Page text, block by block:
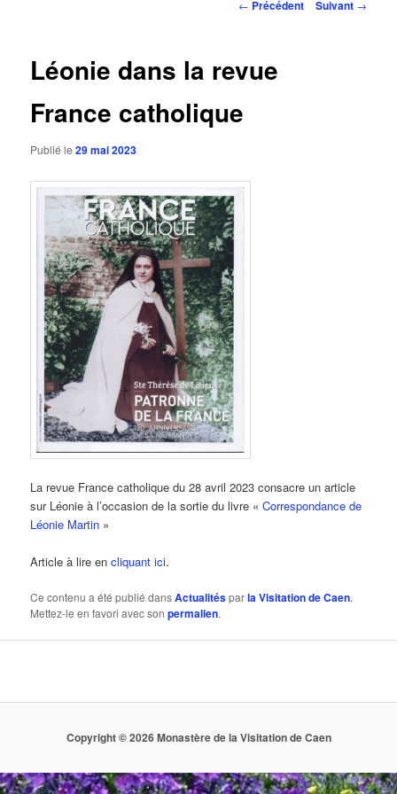
← Précédent Suivant →
Léonie dans la revue
France catholique
Publié le29 mai 2023
La revue France catholique du 28 avril 2023 consacre un article
sur Léonie à l’occasion de la sortie du livre « Correspondance de
Léonie Martin »
Article à lire encliquant ici.
Ce contenu a été publié dansActualitésparla Visitation de Caen.
Mettez-le en favori avec sonpermalien.
Copyright © 2026 Monastère de la Visitation de Caen